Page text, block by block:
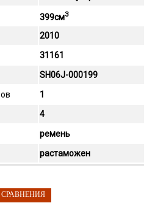
399см3
2010
31161
SH06J-000199
1
4
ремень
растаможен
СРАВНЕНИЯ